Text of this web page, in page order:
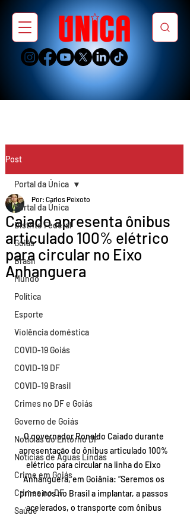
Post
Portal da Única
Distrito Federal
Goiás
Brasil
Mundo
Política
Esporte
Violência doméstica
COVID-19 Goiás
COVID-19 DF
COVID-19 Brasil
Crimes no DF e Goiás
Governo de Goiás
Notícias do Entorno DF
Notícias de Águas Lindas
Crime em Goiás
Crimes no DF
Saúde
Portal da Única
Caiado apresenta ônibus
articulado 100% elétrico
para circular no Eixo
Anhanguera
Por: Carlos Peixoto
O governador Ronaldo Caiado durante
apresentação do ônibus articulado 100%
elétrico para circular na linha do Eixo
Anhanguera, em Goiânia: “Seremos os
primeiros no Brasil a implantar, a passos
acelerados, o transporte com ônibus